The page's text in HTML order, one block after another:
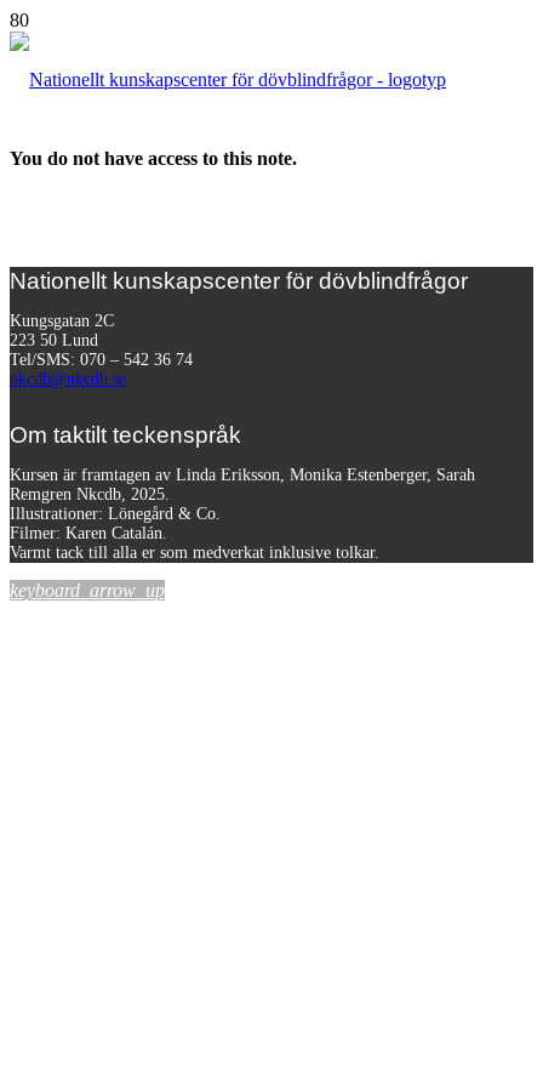
You do not have access to this note.
Nationellt kunskapscenter för dövblindfrågor
Kungsgatan 2C
223 50 Lund
Tel/SMS: 070 – 542 36 74
nkcdb@nkcdb.se
Om taktilt teckenspråk
Kursen är framtagen av Linda Eriksson, Monika Estenberger, Sarah
Remgren Nkcdb, 2025.
Illustrationer: Lönegård & Co.
Filmer: Karen Catalán.
Varmt tack till alla er som medverkat inklusive tolkar.
keyboard_arrow_up